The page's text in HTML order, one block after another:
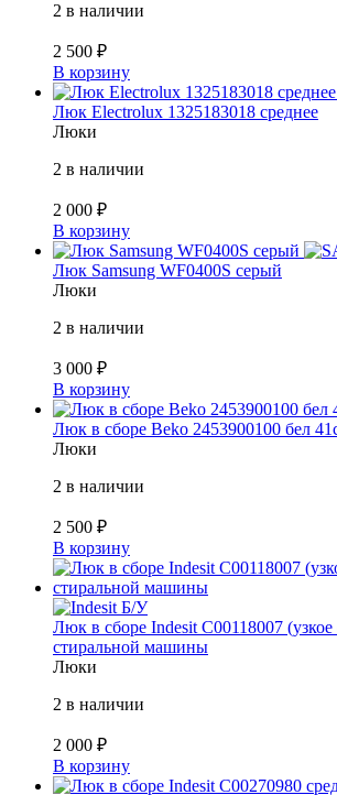
2 в наличии
2 500 ₽
В корзину
Люк Electrolux 1325183018 среднее
Люки
2 в наличии
2 000 ₽
В корзину
Люк Samsung WF0400S серый
Люки
2 в наличии
3 000 ₽
В корзину
Люк в сборе Beko 2453900100 бел
Люки
2 в наличии
2 500 ₽
В корзину
Б/У
Люк в сборе Indesit C00118007 (узкое
стиральной машины
Люки
2 в наличии
2 000 ₽
В корзину